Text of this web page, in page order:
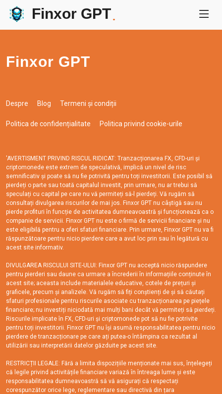
Finxor GPT.
Finxor GPT
Despre Blog Termeni și condiții
Politica de confidențialitate Politica privind cookie-urile
'AVERTISMENT PRIVIND RISCUL RIDICAT: Tranzacționarea FX, CFD-uri și
criptomonede este extrem de speculativă, implică un nivel de risc
semnificativ și poate să nu fie potrivită pentru toți investitorii. Este posibil să
pierdeți o parte sau toată capitalul investit, prin urmare, nu ar trebui să
speculați cu capital pe care nu vă permiteți să-l pierdeți. Vă rugăm să
consultați divulgarea riscurilor de mai jos. Finxor GPT nu câștigă sau nu
pierde profituri în funcție de activitatea dumneavoastră și funcționează ca o
companie de servicii. Finxor GPT nu este o firmă de servicii financiare și nu
este eligibilă pentru a oferi sfaturi financiare. Prin urmare, Finxor GPT nu va fi
răspunzătoare pentru nicio pierdere care a avut loc prin sau în legătură cu
acest site informativ.
DIVULGAREA RISCULUI SITE-ULUI: Finxor GPT nu acceptă nicio răspundere
pentru pierderi sau daune ca urmare a încrederii în informațiile conținute în
acest site; aceasta include materialele educative, cotele de prețuri și
graficele, precum și analizele. Vă rugăm să fiți conștienți de și să căutați
sfaturi profesionale pentru riscurile asociate cu tranzacționarea pe piețele
financiare; nu investiți niciodată mai mulți bani decât vă permiteți să pierdeți.
Riscurile implicate în FX, CFD-uri și criptomonede pot să nu fie potrivite
pentru toți investitorii. Finxor GPT nu își asumă responsabilitatea pentru nicio
pierdere de tranzacționare pe care ați putea-o întâmpina ca rezultat al
utilizării sau interpretării datelor găzduite pe acest site.
RESTRICȚII LEGALE: Fără a limita dispozițiile menționate mai sus, înțelegeți
că legile privind activitățile financiare variază în întreaga lume și este
responsabilitatea dumneavoastră să vă asigurați că respectați
corespunzător orice lege, reglementare sau directivă din țara